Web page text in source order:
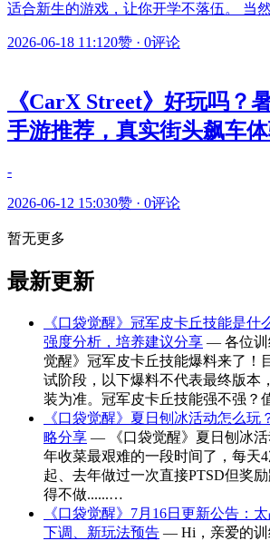
适合新生的游戏，让你开学不落伍。 当
2026-06-18 11:120赞 · 0评论
《CarX Street》好玩吗？
手游推荐，真实街头飙车
-
2026-06-12 15:030赞 · 0评论
暂无更多
最新更新
《口袋觉醒》冠军皮卡丘技能是什
强度分析，培养建议分享 — 各位训
觉醒》冠军皮卡丘技能爆料来了！
试阶段，以下爆料不代表最终版本
装为准。冠军皮卡丘技能强不强？
《口袋觉醒》夏日刨冰活动怎么玩
略分享 — 《口袋觉醒》夏日刨冰
年收菜最艰难的一段时间了，每天
起、去年做过一次直接PTSD但奖
得不做......…
《口袋觉醒》7月16日更新公告：
下调、新玩法预告 — Hi，亲爱的训